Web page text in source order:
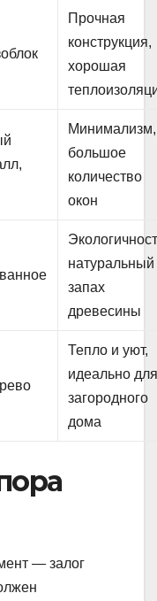
Прочная
конструкция,
хорошая
Минимализм,
большое
количество
окон
натуральный
запах
древесины
Тепло и уют,
идеально
загородного
дома
— залог